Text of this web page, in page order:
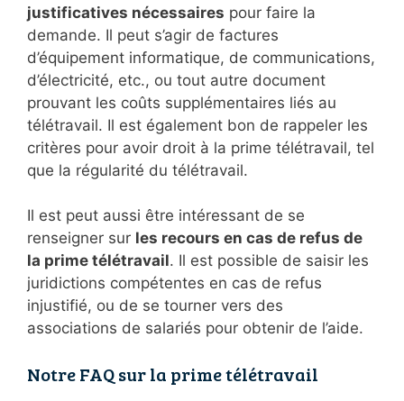
justificatives nécessaires pour faire la
demande. Il peut s’agir de factures
d’équipement informatique, de communications,
d’électricité, etc., ou tout autre document
prouvant les coûts supplémentaires liés au
télétravail. Il est également bon de rappeler les
critères pour avoir droit à la prime télétravail, tel
que la régularité du télétravail.
Il est peut aussi être intéressant de se
renseigner sur les recours en cas de refus de
la prime télétravail. Il est possible de saisir les
juridictions compétentes en cas de refus
injustifié, ou de se tourner vers des
associations de salariés pour obtenir de l’aide.
Notre FAQ sur la prime télétravail